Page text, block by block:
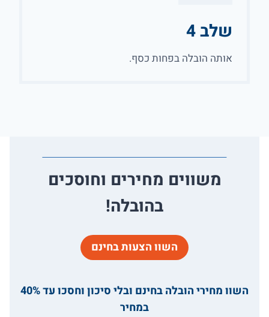
שלב 4
אותה הובלה בפחות כסף.
משווים מחירים וחוסכים
בהובלה!
השוו הצעות בחינם
השוו מחירי הובלה בחינם ובלי סיכון וחסכו עד 40%
במחיר